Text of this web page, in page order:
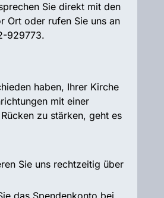
Sie direkt mit den
Ort oder rufen Sie uns an
929773.
haben, Ihrer Kirche
mit einer
zu stärken, geht es
Sie uns rechtzeitig über